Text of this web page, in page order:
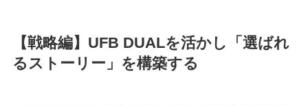
【戦略編】UFB DUALを活かし「選ばれ
るストーリー」を構築する